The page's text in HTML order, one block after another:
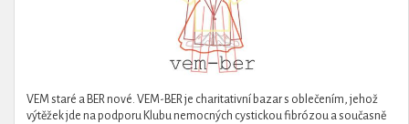
VEM staré a BER nové. VEM-BER je charitativní bazar s oblečením, jehož
výtěžek jde na podporu Klubu nemocných cystickou fibrózou a současně